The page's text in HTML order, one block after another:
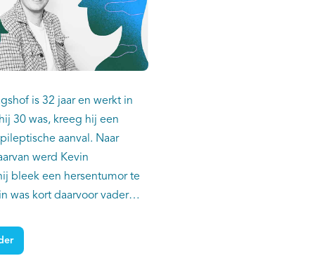
is 32 jaar en werkt in
30 was, kreeg hij een
aanval. Naar
werd Kevin
bleek een hersentumor te
was kort daarvoor vader